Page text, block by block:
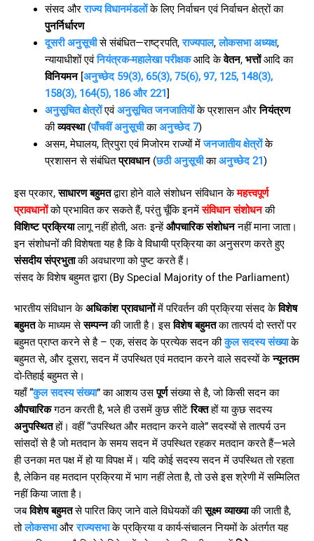
संसद औरराज्य विधानमंडलोंके लिए निर्वाचन एवं निर्वाचन क्षेत्रों का
पुनर्निर्धारण
दूसरी अनुसूचीसे संबंधित—राष्ट्रपति,राज्यपाल,लोकसभा अध्यक्ष,
न्यायाधीशों एवंनियंत्रक-महालेखा परीक्षकआदि केवेतन, भत्तोंआदि का
विनियमन[ अनुच्छेद 59(3), 65(3), 75(6), 97, 125, 148(3),
158(3), 164(5), 186 और 221 ]
अनुसूचित क्षेत्रोंएवंअनुसूचित जनजातियोंके प्रशासन औरनियंत्रण
कीव्यवस्था(पाँचवीं अनुसूचीकाअनुच्छेद 7)
असम, मेघालय, त्रिपुरा एवं मिजोरम राज्यों मेंजनजातीय क्षेत्रोंके
प्रशासन से संबंधितप्रावधान(छठी अनुसूचीकाअनुच्छेद 21 )
इस प्रकार,साधारण बहुमतद्वारा होने वाले संशोधन संविधान केमहत्त्वपूर्ण
प्रावधानोंको प्रभावित कर सकते हैं, परंतु चूँकि इनमेंसंविधान संशोधनकी
विशिष्ट प्रक्रियालागू नहीं होती, अतः इन्हेंऔपचारिक संशोधननहीं माना जाता।
इन संशोधनों की विशेषता यह है कि वे विधायी प्रक्रिया का अनुसरण करते हुए
संसदीय संप्रभुताकी अवधारणा को पुष्ट करते हैं।
संसद के विशेष बहुमत द्वारा (By Special Majority of the Parliament)
भारतीय संविधान केअधिकांश प्रावधानोंमें परिवर्तन की प्रक्रिया संसद केविशेष
बहुमतके माध्यम सेसम्पन्नकी जाती है। इसविशेष बहुमतका तात्पर्य दो स्तरों पर
बहुमत प्राप्त करने से है – एक, संसद के प्रत्येक सदन कीकुल सदस्य संख्याके
बहुमत से, और दूसरा, सदन में उपस्थित एवं मतदान करने वाले सदस्यों केन्यूनतम
दो-तिहाई बहुमत से।
यहाँ “कुल सदस्य संख्या” का आशय उसपूर्णसंख्या से है, जो किसी सदन का
औपचारिकगठन करती है, भले ही उसमें कुछ सीटेंरिक्तहों या कुछ सदस्य
अनुपस्थितहों। वहीं “उपस्थित और मतदान करने वाले” सदस्यों से तात्पर्य उन
सांसदों से है जो मतदान के समय सदन में उपस्थित रहकर मतदान करते हैं—भले
ही उनका मत पक्ष में हो या विपक्ष में। यदि कोई सदस्य सदन में उपस्थित तो रहता
है, लेकिन वह मतदान प्रक्रिया में भाग नहीं लेता है, तो उसे इस श्रेणी में सम्मिलित
नहीं किया जाता है।
जबविशेष बहुमतसे पारित किए जाने वाले विधेयकों कीसूक्ष्म व्याख्याकी जाती है,
तोलोकसभाऔरराज्यसभाके प्रक्रिया व कार्य-संचालन नियमों के अंतर्गत यह